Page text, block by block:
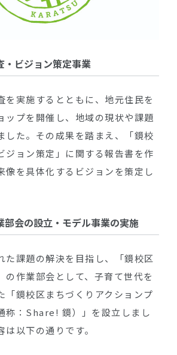
・ビジョン策定事業
を実施するとともに、地元住民を
ップを開催し、地域の現状や課題
した。その成果を踏まえ、「鏡校
ジョン策定」に関する報告書を作
像を具体化するビジョンを策定し
部会の設立・モデル事業の実施
た課題の解決を目指し、「鏡校区
の作業部会として、子育て世代を
「鏡校区まちづくりアクションプ
称：Share! 鏡）」を設立しまし
以下の通りです。